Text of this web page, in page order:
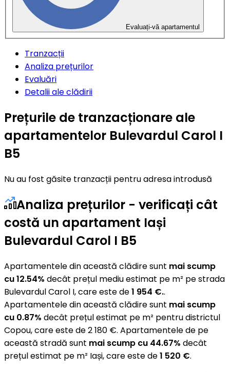
Evaluați-vă apartamentul
Tranzacții
Analiza prețurilor
Evaluări
Detalii ale clădirii
Prețurile de tranzacționare ale
apartamentelor Bulevardul Carol I
B5
Nu au fost găsite tranzacții pentru adresa introdusă
Analiza prețurilor - verificați cât
costă un apartament Iași
Bulevardul Carol I B5
Apartamentele din această clădire sunt mai scump
cu 12.54% decât prețul mediu estimat pe m² pe strada
Bulevardul Carol I, care este de1 954 €..
Apartamentele din această clădire sunt mai scump
cu 0.87% decât prețul estimat pe m² pentru districtul
Copou, care este de 2 180 €. Apartamentele de pe
această stradă sunt mai scump cu 44.67% decât
prețul estimat pe m² Iași, care este de1 520 €.